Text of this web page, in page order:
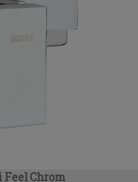
Chrom